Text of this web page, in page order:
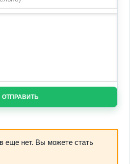
ОТПРАВИТЬ
еще нет. Вы можете стать